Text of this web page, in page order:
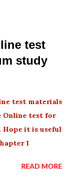
test
study
test materials
Online test for
Hope it is useful
1
READ MORE